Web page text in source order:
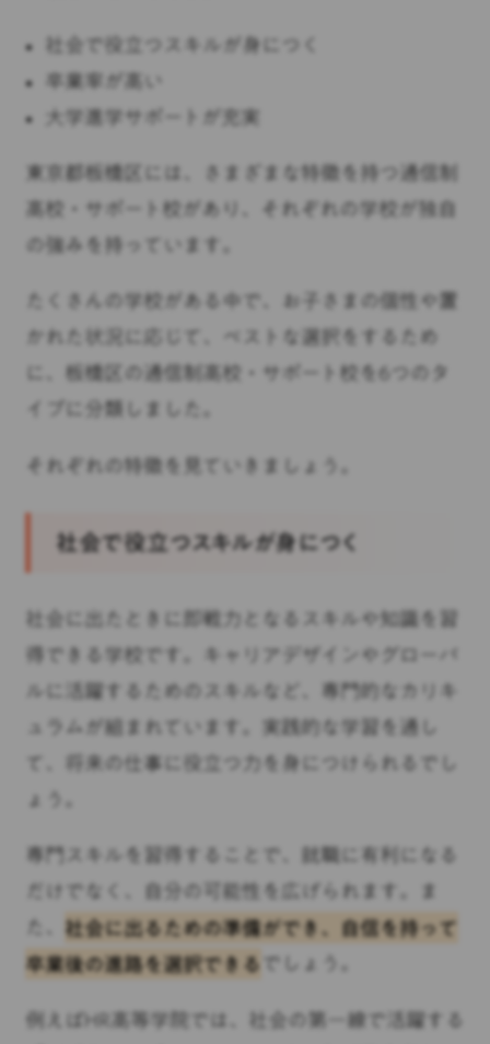
社会で役立つスキルが身につく
卒業率が高い
大学進学サポートが充実
東京都板橋区には、さまざまな特徴を持つ通信制
高校・サポート校があり、それぞれの学校が独自
の強みを持っています。
たくさんの学校がある中で、お子さまの個性や置
かれた状況に応じて、ベストな選択をするため
に、板橋区の通信制高校・サポート校を6つのタ
イプに分類しました。
それぞれの特徴を見ていきましょう。
社会で役立つスキルが身につく
社会に出たときに即戦力となるスキルや知識を習
得できる学校です。キャリアデザインやグローバ
ルに活躍するためのスキルなど、専門的なカリキ
ュラムが組まれています。実践的な学習を通し
て、将来の仕事に役立つ力を身につけられるでし
ょう。
専門スキルを習得することで、就職に有利になる
だけでなく、自分の可能性を広げられます。ま
社会に出るための準備ができ、自信を持って
卒業後の進路を選択できる
でしょう。
例えばHR高等学院では、社会の第一線で活躍する